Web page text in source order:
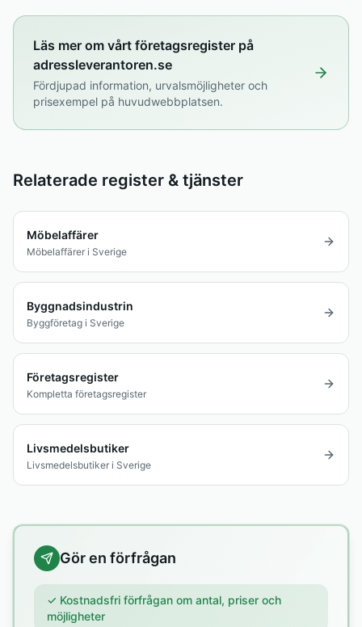
Läs mer om vårt företagsregister på
adressleverantoren.se
Fördjupad information, urvalsmöjligheter och
prisexempel på huvudwebbplatsen.
Relaterade register & tjänster
Möbelaffärer
Möbelaffärer i Sverige
Byggnadsindustrin
Byggföretag i Sverige
Företagsregister
Kompletta företagsregister
Livsmedelsbutiker
Livsmedelsbutiker i Sverige
Gör en förfrågan
✓ Kostnadsfri förfrågan om antal, priser och
möjligheter